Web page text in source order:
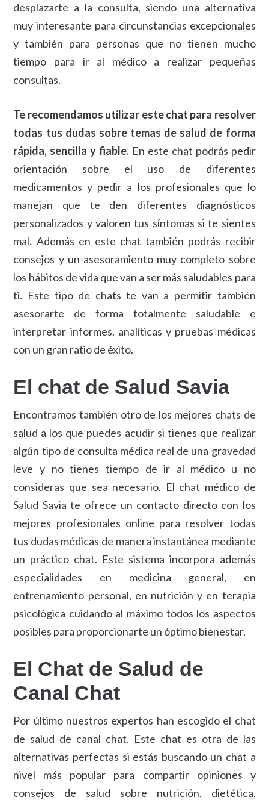
desplazarte a la consulta, siendo una alternativa
muy interesante para circunstancias excepcionales
y también para personas que no tienen mucho
tiempo para ir al médico a realizar pequeñas
consultas.
Te recomendamos utilizar este chat para resolver
todas tus dudas sobre temas de salud de forma
rápida, sencilla y fiable. En este chat podrás pedir
orientación sobre el uso de diferentes
medicamentos y pedir a los profesionales que lo
manejan que te den diferentes diagnósticos
personalizados y valoren tus síntomas si te sientes
mal. Además en este chat también podrás recibir
consejos y un asesoramiento muy completo sobre
los hábitos de vida que van a ser más saludables para
ti. Este tipo de chats te van a permitir también
asesorarte de forma totalmente saludable e
interpretar informes, analíticas y pruebas médicas
con un gran ratio de éxito.
El chat de Salud Savia
Encontramos también otro de los mejores chats de
salud a los que puedes acudir si tienes que realizar
algún tipo de consulta médica real de una gravedad
leve y no tienes tiempo de ir al médico u no
consideras que sea necesario. El chat médico de
Salud Savia te ofrece un contacto directo con los
mejores profesionales online para resolver todas
tus dudas médicas de manera instantánea mediante
un práctico chat. Este sistema incorpora además
especialidades en medicina general, en
entrenamiento personal, en nutrición y en terapia
psicológica cuidando al máximo todos los aspectos
posibles para proporcionarte un óptimo bienestar.
El Chat de Salud de
Canal Chat
Por último nuestros expertos han escogido el chat
de salud de canal chat. Este chat es otra de las
alternativas perfectas si estás buscando un chat a
nivel más popular para compartir opiniones y
consejos de salud sobre nutrición, dietética,